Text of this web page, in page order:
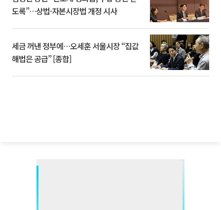
도록”…상법·자본시장법 개정 시사
세금 꺼낸 정부에…오세훈 서울시장 “집값
해법은 공급” [종합]